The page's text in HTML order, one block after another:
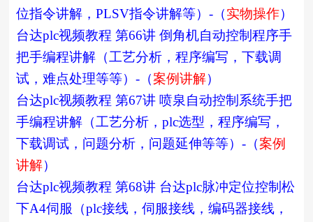
位指令讲解，PLSV指令讲解等）-（实物操作）
台达plc视频教程 第66讲 倒角机自动控制程序手
把手编程讲解（工艺分析，程序编写，下载调
试，难点处理等等）-（案例讲解）
台达plc视频教程 第67讲 喷泉自动控制系统手把
手编程讲解（工艺分析，plc选型，程序编写，
下载调试，问题分析，问题延伸等等）-（案例
讲解）
台达plc视频教程 第68讲 台达plc脉冲定位控制松
下A4伺服（plc接线，伺服接线，编码器接线，